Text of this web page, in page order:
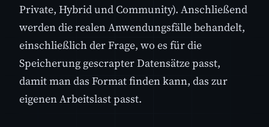
Private, Hybrid und Community). Anschließend
werden die realen Anwendungsfälle behandelt,
einschließlich der Frage, wo es für die
Speicherung gescrapter Datensätze passt,
damit man das Format finden kann, das zur
eigenen Arbeitslast passt.